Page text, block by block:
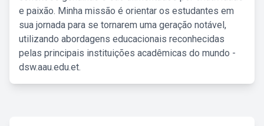
e paixão. Minha missão é orientar os estudantes em
sua jornada para se tornarem uma geração notável,
utilizando abordagens educacionais reconhecidas
pelas principais instituições acadêmicas do mundo -
dsw.aau.edu.et.